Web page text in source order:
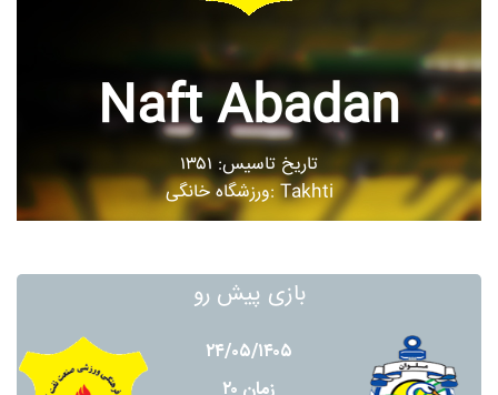
Naft Abadan
تاریخ تاسیس: ۱۳۵۱
ورزشگاه خانگی: Takhti
بازی پیش رو
۲۴/۰۵/۱۴۰۵